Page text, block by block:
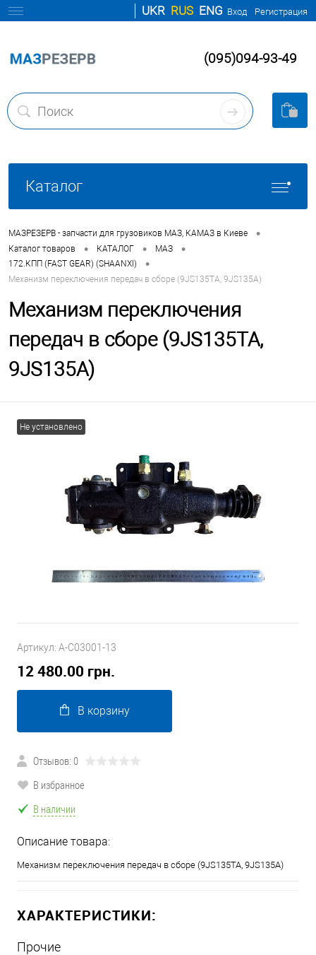
Вход Регистрация
UKR RUS ENG
(095)094-93-49
Каталог
МАЗРЕЗЕРВ - запчасти для грузовиков МАЗ, КАМАЗ в Киеве •
Каталог товаров • КАТАЛОГ • МАЗ •
172.КПП (FAST GEAR) (SHAANXI) •
Механизм переключения передач в сборе (9JS135TA, 9JS135A)
Механизм переключения
передач в сборе (9JS135TA,
9JS135A)
Не установлено
Артикул: А-С03001-13
12 480.00 грн.
В корзину
Отзывов: 0
В избранное
В наличии
Описание товара:
Механизм переключения передач в сборе (9JS135TA, 9JS135A)
ХАРАКТЕРИСТИКИ:
Прочие